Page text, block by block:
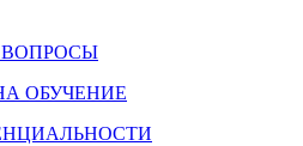
ВОПРОСЫ
ОБУЧЕНИЕ